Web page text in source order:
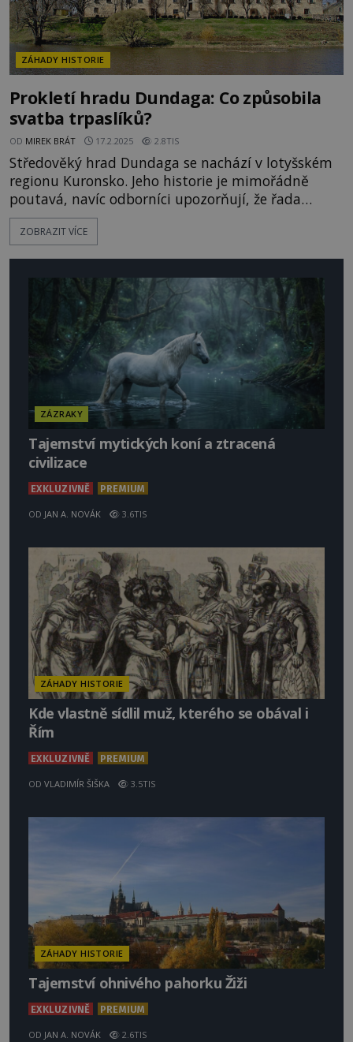
ZÁHADY HISTORIE
Prokletí hradu Dundaga: Co způsobila
svatba trpaslíků?
OD MIREK BRÁT 17.2.2025 2.8TIS
Středověký hrad Dundaga se nachází v lotyšském
regionu Kuronsko. Jeho historie je mimořádně
poutavá, navíc odborníci upozorňují, že řada
místních legend má oporu v historických
událostech. Jak je to tedy s kletbou, kterou na
Několikrát byl obsazen mnišský
ZOBRAZIT VÍCE
ZÁZRAKY
Tajemství mytických koní a ztracená
civilizace
EXKLUZIVNĚ PREMIUM
OD JAN A. NOVÁK 3.6TIS
ZÁHADY HISTORIE
Kde vlastně sídlil muž, kterého se obával i
Řím
EXKLUZIVNĚ PREMIUM
OD VLADIMÍR ŠIŠKA 3.5TIS
ZÁHADY HISTORIE
Tajemství ohnivého pahorku Žiži
EXKLUZIVNĚ PREMIUM
OD JAN A. NOVÁK 2.6TIS